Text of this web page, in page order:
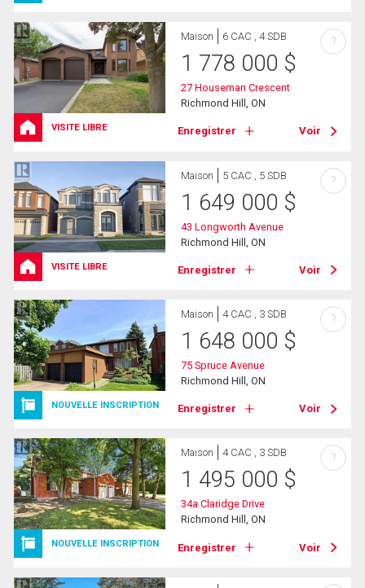
VISITE LIBRE
Maison 6 CAC , 4 SDB
1 778 000 $
27 Houseman Crescent
Richmond Hill, ON
Enregistrer Voir
?
VISITE LIBRE
Maison 5 CAC , 5 SDB
1 649 000 $
43 Longworth Avenue
Richmond Hill, ON
Enregistrer Voir
?
NOUVELLE INSCRIPTION
Maison 4 CAC , 3 SDB
1 648 000 $
75 Spruce Avenue
Richmond Hill, ON
Enregistrer Voir
?
NOUVELLE INSCRIPTION
Maison 4 CAC , 3 SDB
1 495 000 $
34a Claridge Drive
Richmond Hill, ON
Enregistrer Voir
?